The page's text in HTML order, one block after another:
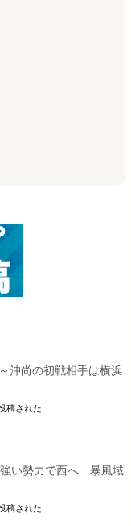
沖尚の初戦相手は横浜
稿された
い勢力で西へ 暴風域
稿された